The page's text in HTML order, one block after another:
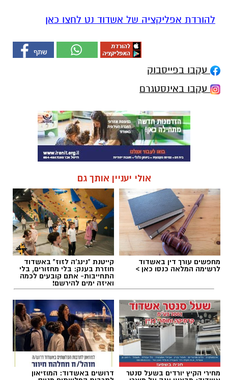
להורדת אפליקציה של אשדוד נט לחצו כאן
עקבו בפייסבוק
עקבו באינסטגרם
אולי יעניין אותך גם
מחפשים עורך דין באשדוד
לרשימה המלאה כנסו כאן >
קייטנת "נינג'ה לזוז" באשדוד
חוזרת בענק: בלי מחזורים, בלי
התחייבות- אתם קובעים לכמה
ואיזה ימים להירשם!
מחירי הקיץ יורדים בשעל סנטר דרושים באשדוד: המוזיאון